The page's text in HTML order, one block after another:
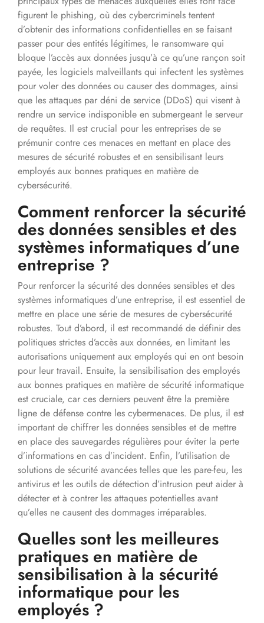
figurent le phishing, où des cybercriminels tentent
d’obtenir des informations confidentielles en se faisant
passer pour des entités légitimes, le ransomware qui
bloque l’accès aux données jusqu’à ce qu’une rançon soit
payée, les logiciels malveillants qui infectent les systèmes
pour voler des données ou causer des dommages, ainsi
que les attaques par déni de service (DDoS) qui visent à
rendre un service indisponible en submergeant le serveur
de requêtes. Il est crucial pour les entreprises de se
prémunir contre ces menaces en mettant en place des
mesures de sécurité robustes et en sensibilisant leurs
employés aux bonnes pratiques en matière de
cybersécurité.
Comment renforcer la sécurité
des données sensibles et des
systèmes informatiques d’une
entreprise ?
Pour renforcer la sécurité des données sensibles et des
systèmes informatiques d’une entreprise, il est essentiel de
mettre en place une série de mesures de cybersécurité
robustes. Tout d’abord, il est recommandé de définir des
politiques strictes d’accès aux données, en limitant les
autorisations uniquement aux employés qui en ont besoin
pour leur travail. Ensuite, la sensibilisation des employés
aux bonnes pratiques en matière de sécurité informatique
est cruciale, car ces derniers peuvent être la première
ligne de défense contre les cybermenaces. De plus, il est
important de chiffrer les données sensibles et de mettre
en place des sauvegardes régulières pour éviter la perte
d’informations en cas d’incident. Enfin, l’utilisation de
solutions de sécurité avancées telles que les pare-feu, les
antivirus et les outils de détection d’intrusion peut aider à
détecter et à contrer les attaques potentielles avant
qu’elles ne causent des dommages irréparables.
Quelles sont les meilleures
pratiques en matière de
sensibilisation à la sécurité
informatique pour les
employés ?